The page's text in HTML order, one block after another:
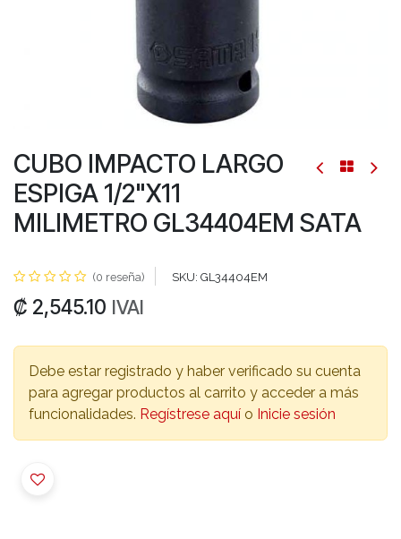
CUBO IMPACTO LARGO
ESPIGA 1/2"X11
MILIMETRO GL34404EM SATA
(0 reseña) SKU: GL34404EM
₡ 2,545.10 IVAI
Debe estar registrado y haber verificado su cuenta
para agregar productos al carrito y acceder a más
funcionalidades. Regístrese aquí o Inicie sesión